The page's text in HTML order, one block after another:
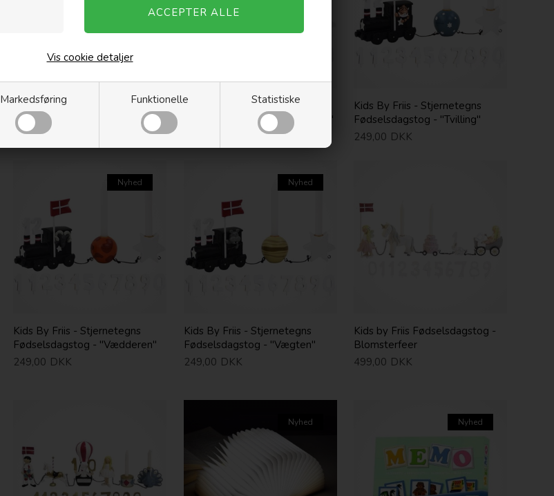
Markedsføring Funktionelle Statistiske
Vis cookie detaljer
Kids By Friis - Stjernetegns
Fødselsdagstog - "Skytten"
249,00
Kids By Friis - Stjernetegns
Fødselsdagstog - "Stenbukken"
Kids By Friis - Stjernetegns
Fødselsdagstog - "Tvilling"
249,00 DKK
Nyhed
Kids By Friis - Stjernetegns
Fødselsdagstog - "Vædderen"
249,00 DKK
Nyhed
Kids By Friis - Stjernetegns
Fødselsdagstog - "Vægten"
249,00 DKK
Kids by Friis Fødselsdagstog -
Blomsterfeer
499,00 DKK
Nyhed Nyhed